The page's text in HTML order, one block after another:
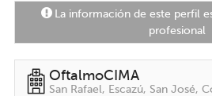
La información de este perfil
profesional
OftalmoCIMA
San Rafael, Escazú, San José,